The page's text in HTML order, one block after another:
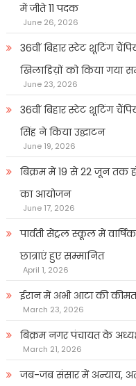
में जीते 11 पदक
June 26, 2026
36वीं बिहार स्टेट शूटिंग
खिलाडिय़ों को किया गया
June 23, 2026
36वीं बिहार स्टेट शूटिंग
सिंह ने किया उद्घाटन
June 19, 2026
बिक्रम में 19 से 22 जून तक
का आयोजन
June 17, 2026
पार्वती सेंट्रल स्कूल में वार्षिक
छात्राएं हुए सम्मानित
April 1, 2026
ईरान में अभी आटा की कीमत
March 23, 2026
बिक्रम नगर पंचायत के
March 21, 2026
जब-जब संसार में अन्याय,